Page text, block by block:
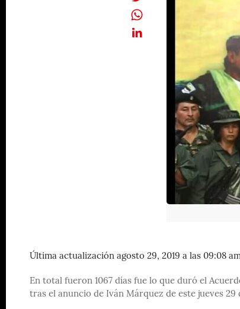
Última actualización agosto 29, 2019 a las 09:08
En total fueron 1067 días fue lo que duró el
tras el anuncio de Iván Márquez de este jueves 29